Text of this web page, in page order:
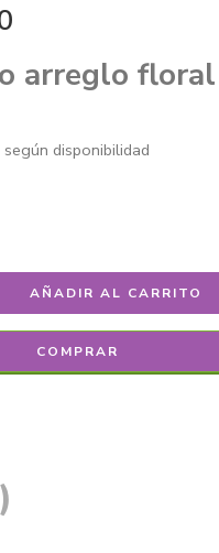
arreglo
disponibilidad
AÑADIR AL CARRITO
COMPRAR